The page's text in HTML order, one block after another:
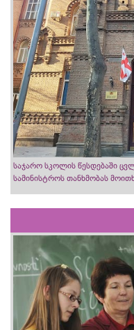
საჯარო სკოლის წესდებაში
სამინისტროს თანხმობას